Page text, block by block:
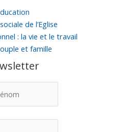
de l’Eglise
: la vie et le travail
et famille